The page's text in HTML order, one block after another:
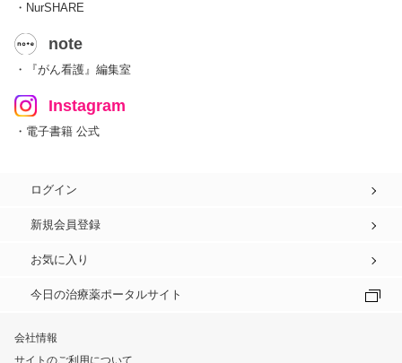
・NurSHARE
note
・『がん看護』編集室
Instagram
・電子書籍 公式
ログイン
新規会員登録
お気に入り
今日の治療薬ポータルサイト
会社情報
サイトのご利用について